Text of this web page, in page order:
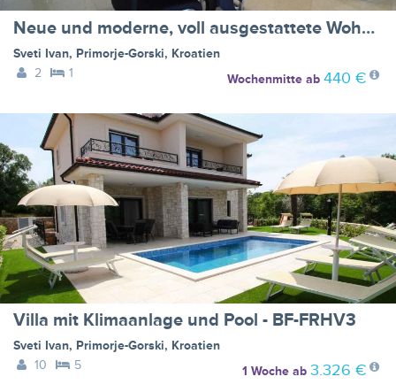
Neue und moderne, voll ausgestattete Wohnung
Sveti Ivan, Primorje-Gorski, Kroatien
2
1 Wochenmitteab 440 €
Villa mit Klimaanlage und Pool - BF-FRHV3
Sveti Ivan, Primorje-Gorski, Kroatien
10
5 1 Wocheab 3.326 €